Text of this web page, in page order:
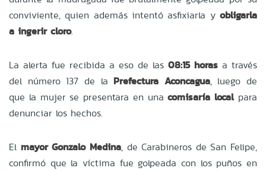
conviviente, quien además intentó asfixiarla y obligarla
a ingerir cloro.
La alerta fue recibida a eso de las 08:15 horas a través
del número 137 de la Prefectura Aconcagua, luego de
que la mujer se presentara en unacomisaría local para
denunciar los hechos.
El mayor Gonzalo Medina, de Carabineros de San Felipe,
confirmó que la víctima fue golpeada con los puños en